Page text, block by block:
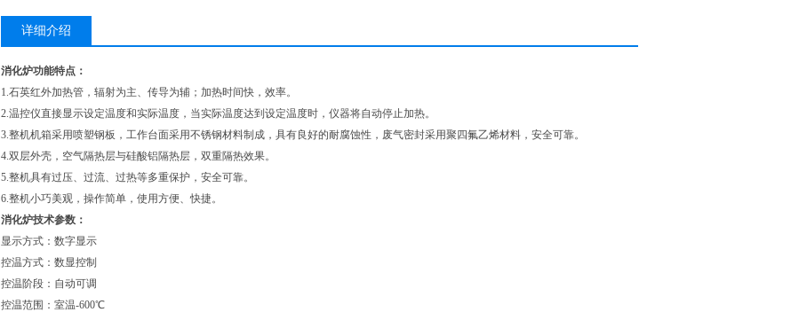
详细介绍
消化炉功能特点：
1.石英红外加热管，辐射为主、传导为辅；加热时间快，效率。
2.温控仪直接显示设定温度和实际温度，当实际温度达到设定温度时，仪器将自动停止加热。
3.整机机箱采用喷塑钢板，工作台面采用不锈钢材料制成，具有良好的耐腐蚀性，废气密封采用聚四氟乙烯材料，安全可靠。
4.双层外壳，空气隔热层与硅酸铝隔热层，双重隔热效果。
5.整机具有过压、过流、过热等多重保护，安全可靠。
6.整机小巧美观，操作简单，使用方便、快捷。
消化炉技术参数：
显示方式：数字显示
控温方式：数显控制
控温阶段：自动可调
控温范围：室温-600℃